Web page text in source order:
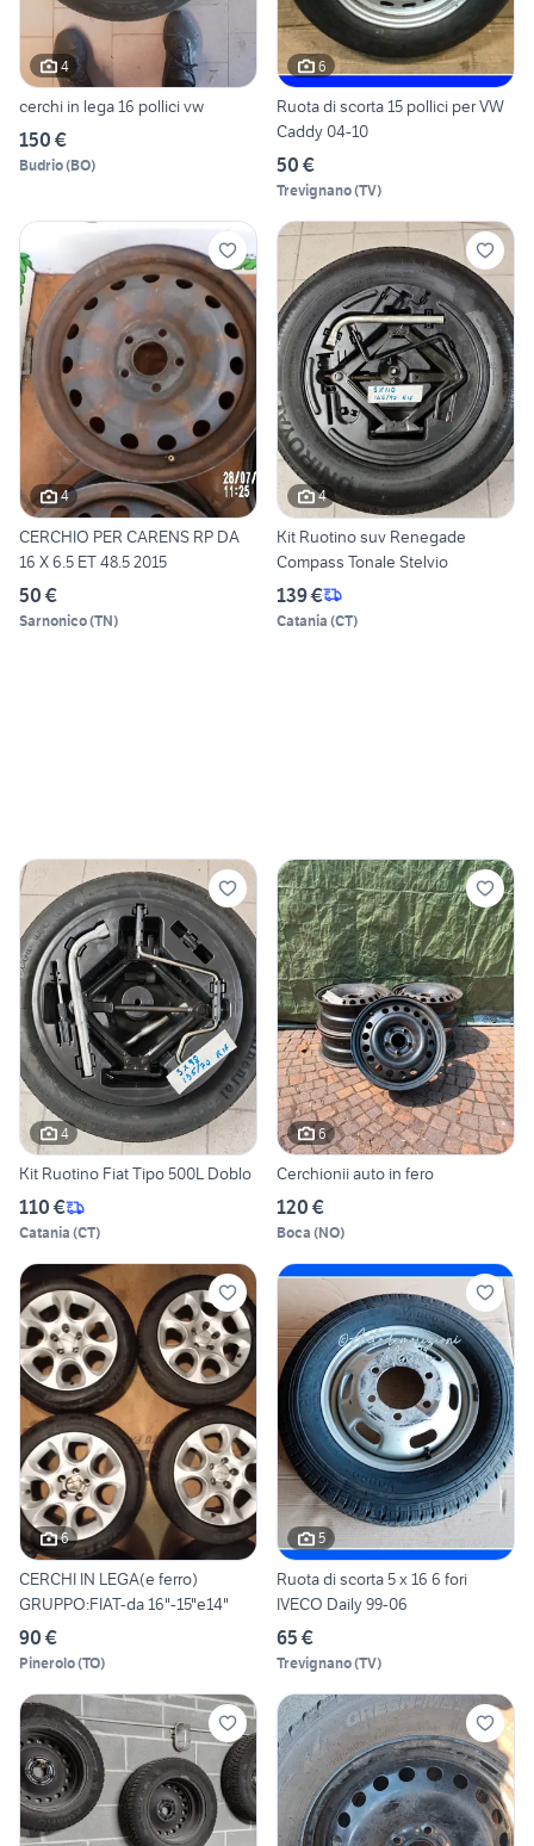
4
cerchi in lega 16 pollici vw
150 €
Budrio(BO)
6
Ruota di scorta 15 pollici per VW
Caddy 04-10
50 €
Trevignano(TV)
4
CERCHIO PER CARENS RP DA
16 X 6.5 ET 48.5 2015
50 €
Sarnonico(TN)
4
Kit Ruotino suv Renegade
Compass Tonale Stelvio
139 €
Catania (CT)
4
Kit Ruotino Fiat Tipo 500L Doblo
110 €
Catania (CT)
6
Cerchionii auto in fero
120 €
Boca (NO)
6
CERCHI IN LEGA(e ferro)
GRUPPO:FIAT-da 16"-15"e14"
90 €
Pinerolo(TO)
5
Ruota di scorta 5 x 16 6 fori
IVECO Daily 99-06
65 €
Trevignano(TV)